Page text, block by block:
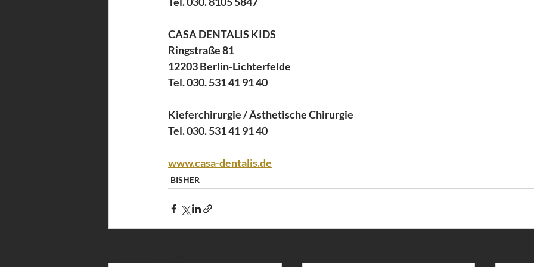
CASA DENTALIS KIDS
Ringstraße 81
12203 Berlin-Lichterfelde
Tel. 030. 531 41 91 40
Kieferchirurgie / Ästhetische Chirurgie
Tel. 030. 531 41 91 40
www.casa-dentalis.de
BISHER